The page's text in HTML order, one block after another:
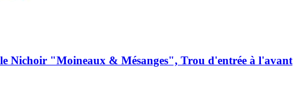
Nichoir "Moineaux & Mésanges", Trou d'entrée à l'avant